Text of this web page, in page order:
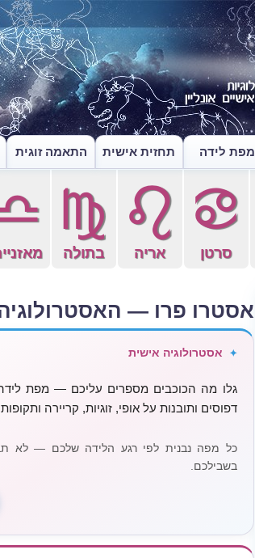
מפת לידה תחזית אישית התאמה זוגית
f
סרטן
g
אריה
h
בתולה
אסטרו פרו —
✦ אסטרולוגיה אישית
גלו מה הכוכבים מספרים עליכם — מפת
דפוסים ותובנות על אופי, זוגיות, קריירה
כל מפה נבנית לפי רגע הלידה שלכם — לא
בשבילכם.